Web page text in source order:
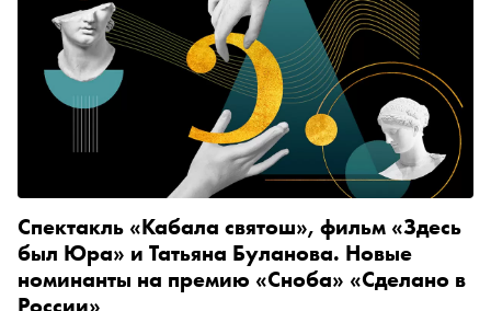
Спектакль «Кабала святош», фильм «Здесь
был Юра» и Татьяна Буланова. Новые
номинанты на премию «Сноба» «Сделано в